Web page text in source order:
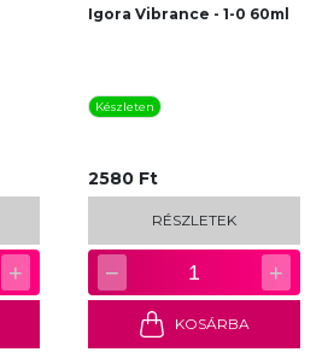
+
Igora Vibrance - 1-0 60ml
Készleten
2580 Ft
RÉSZLETEK
− 1 +
KOSÁRBA